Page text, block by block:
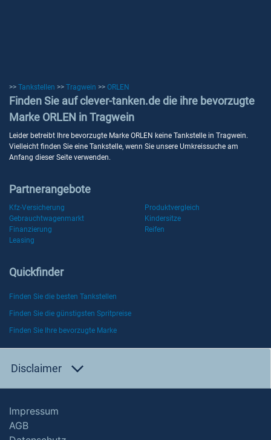
>> Tankstellen >> Tragwein >> ORLEN
Finden Sie auf clever-tanken.de die ihre bevorzugte
Marke ORLEN in Tragwein
Leider betreibt Ihre bevorzugte Marke ORLEN keine Tankstelle in Tragwein.
Vielleicht finden Sie eine Tankstelle, wenn Sie unsere Umkreissuche am
Anfang dieser Seite verwenden.
Partnerangebote
Kfz-Versicherung
Produktvergleich
Gebrauchtwagenmarkt
Kindersitze
Finanzierung
Reifen
Leasing
Quickfinder
Finden Sie die besten Tankstellen
Finden Sie die günstigsten Spritpreise
Finden Sie Ihre bevorzugte Marke
Disclaimer
Impressum
AGB